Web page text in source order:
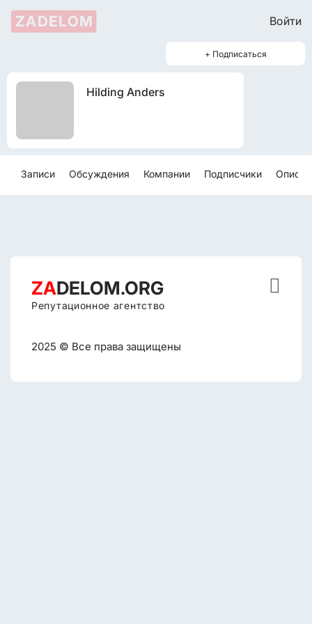
ZADELOM Войти
+ Подписаться
Hilding Anders
Записи Обсуждения Компании Подписчики
ZADELOM.ORG
Репутационное агентство
2025 © Все права защищены
